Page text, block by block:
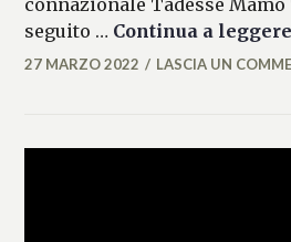
seguito … Continua a leggere
MARIANNA
27 MARZO 2022 LASCIA UN